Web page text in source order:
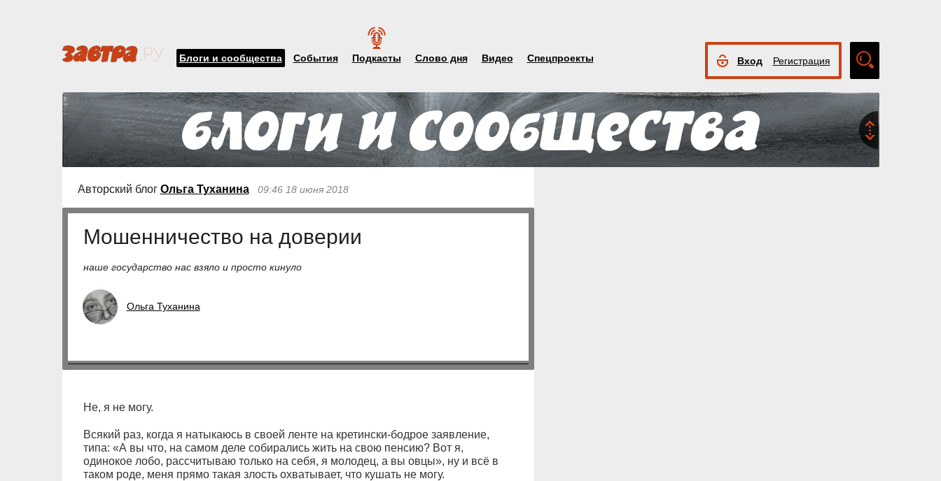
Блоги и сообщества События Подкасты Слово дня Видео Спецпроекты Вход Регистрация
поиск
Авторский блог Ольга Туханина 09:46 18 июня 2018
Мошенничество на доверии
наше государство нас взяло и просто кинуло
Ольга Туханина
Не, я не могу.
Всякий раз, когда я натыкаюсь в своей ленте на кретински-бодрое заявление,
типа: «А вы что, на самом деле собирались жить на свою пенсию? Вот я,
одинокое лобо, рассчитываю только на себя, я молодец, а вы овцы», ну и всё в
таком роде, меня прямо такая злость охватывает, что кушать не могу.